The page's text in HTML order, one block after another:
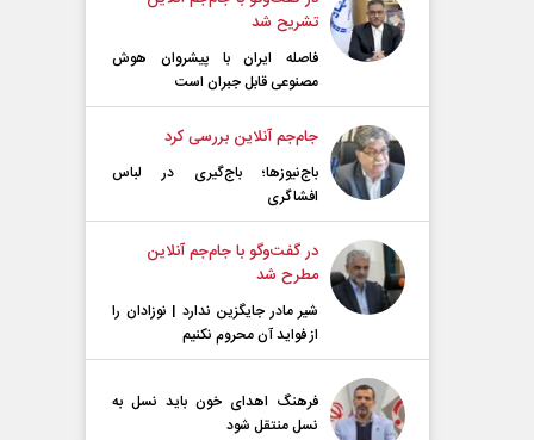
تشریح شد
فاصله ایران با پیشرو‌ان هوش
مصنوعی قابل جبران است
جام‌جم آنلاین بررسی کرد
باج‌نیوزها؛ باج‌گیری در لباس
افشاگری
در گفت‌و‌گو با جام‌جم آنلاین
مطرح شد
شیر مادر جایگزین ندارد | نوزادان را
از فواید آن محروم نکنیم
فرهنگ اهدای خون باید نسل به
نسل منتقل شود